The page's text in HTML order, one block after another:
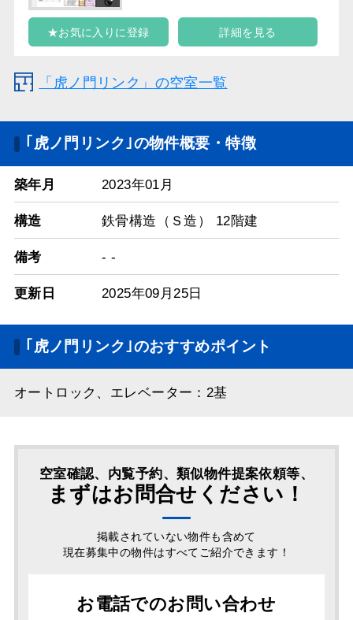
★お気に入りに登録 詳細を見る
「虎ノ門リンク」の空室一覧
｢虎ノ門リンク｣の物件概要・特徴
築年月 2023年01月
構造 鉄骨構造（Ｓ造） 12階建
備考 - -
更新日 2025年09月25日
｢虎ノ門リンク｣のおすすめポイント
オートロック、エレベーター：2基
空室確認、内覧予約、類似物件提案依頼等、
まずはお問合せください！
掲載されていない物件も含めて
現在募集中の物件はすべてご紹介できます！
お電話でのお問い合わせ